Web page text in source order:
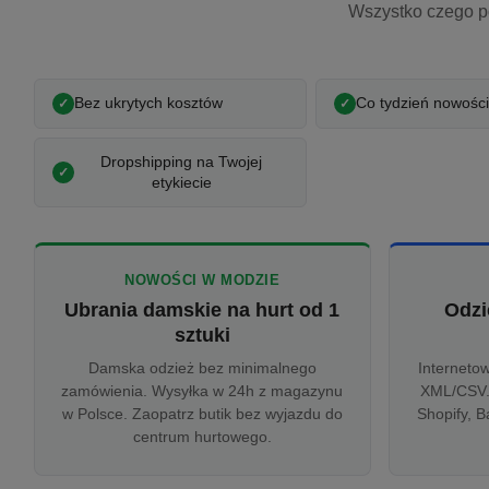
Wszystko czego
Bez ukrytych kosztów Co tydzień nowości
Dropshipping na Twojej
etykiecie
NOWOŚCI W MODZIE
Ubrania damskie na hurt od 1
sztuki
Damska odzież bez minimalnego
zamówienia. Wysyłka w 24h z magazynu
w Polsce. Zaopatrz butik bez wyjazdu do
centrum hurtowego.
XML/
Shopify,